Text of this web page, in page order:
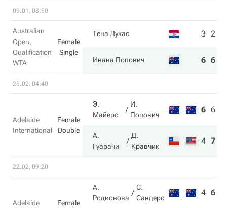
09.01, 08:50
Australian
Open,
Qualification
WTA
Female
Single
Тена Лукас 3 2
Ивана Попович 6 6
25.02, 04:40
Adelaide
International
Female
Double
Э.
Майерс
И.
Попович
6 6
А.
Гуарачи
Д.
Кравчик
4 7
22.02, 09:20
Adelaide Female
А.
Родионова
С.
Сандерс
4 6